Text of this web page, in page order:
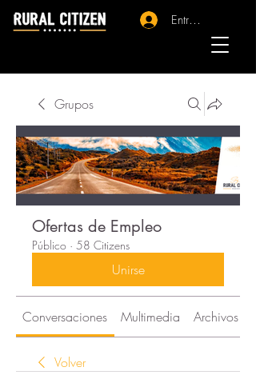
Entrar - Registro
Grupos
Ofertas de Empleo
Público · 58 Citizens
Unirse
Conversaciones Multimedia Archivos
Volver